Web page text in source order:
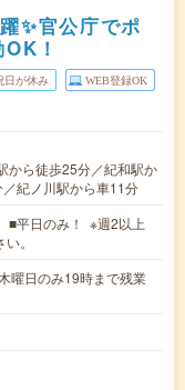
✨官公庁でポ
！
日が休み WEB登録OK
から徒歩25分／紀和駅か
紀ノ川駅から車11分
平日のみ！ ※週2以上
。
曜日のみ19時まで残業